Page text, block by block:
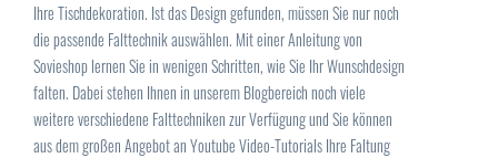
Ihre Tischdekoration. Ist das Design gefunden, müssen Sie nur noch
die passende Falttechnik auswählen. Mit einer Anleitung von
Sovieshop lernen Sie in wenigen Schritten, wie Sie Ihr Wunschdesign
falten. Dabei stehen Ihnen in unserem Blogbereich noch viele
weitere verschiedene Falttechniken zur Verfügung und Sie können
aus dem großen Angebot an Youtube Video-Tutorials Ihre Faltung